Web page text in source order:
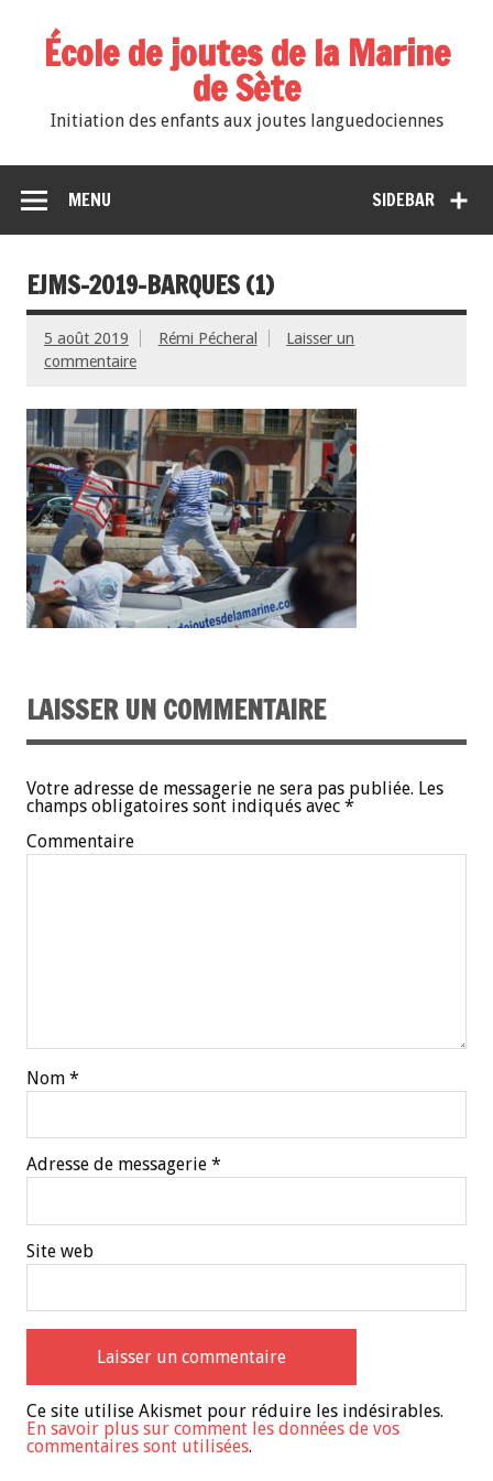
École de joutes de la Marine
de Sète
Initiation des enfants aux joutes languedociennes
SIDEBAR
MENU
EJMS-2019-BARQUES (1)
5 août 2019 Rémi Pécheral
Laisser un
commentaire
LAISSER UN COMMENTAIRE
Votre adresse de messagerie ne sera pas publiée. Les
champs obligatoires sont indiqués avec *
Commentaire
Nom *
Adresse de messagerie *
Site web
Ce site utilise Akismet pour réduire les indésirables.
En savoir plus sur comment les données de vos
commentaires sont utilisées.